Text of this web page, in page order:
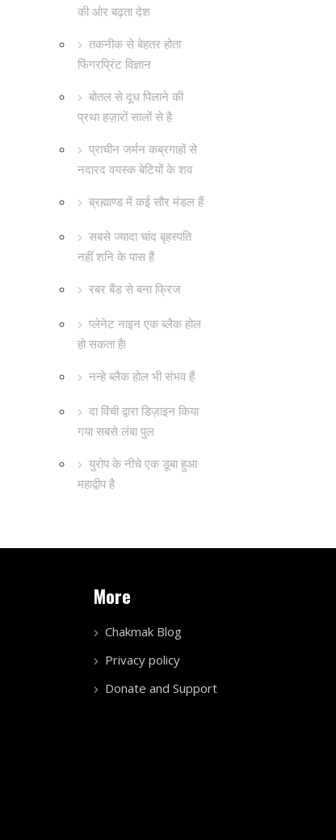
की ओर बढ़ता देश
तकनीक से बेहतर होता
फिंगरप्रिंट विज्ञान
बोतल से दूध पिलाने की
प्रथा हज़ारों सालों से है
प्राचीन जर्मन कब्रगाहों से
नदारद वयस्क बेटियों के शव
ब्रह्माण्ड में कई सौर मंडल हैं
सबसे ज्यादा चांद बृहस्पति
नहीं शनि के पास हैं
रबर बैंड से बना फ्रिज
प्लेनेट नाइन एक ब्लैक होल
हो सकता है!
नन्हे ब्लैक होल भी संभव हैं
दा विंची द्वारा डिज़ाइन किया
गया सबसे लंबा पुल
युरोप के नीचे एक डूबा हुआ
महाद्वीप है
More
Chakmak Blog
Privacy policy
Donate and Support